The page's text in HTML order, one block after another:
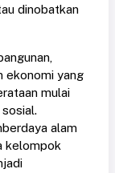
dinobatkan
ekonomi yang
mulai
alam
kelompok